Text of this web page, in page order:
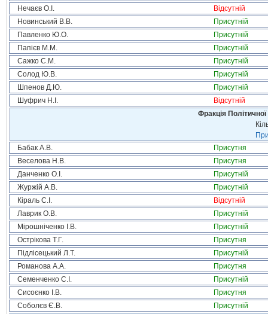
Нечаєв О.І.
Відсутній
Новинський В.В.
Присутній
Павленко Ю.О.
Присутній
Папієв М.М.
Присутній
Сажко С.М.
Присутній
Солод Ю.В.
Присутній
Шпенов Д.Ю.
Присутній
Шуфрич Н.І.
Відсутній
Фракція
Бабак А.В.
Присутня
Веселова Н.В.
Присутня
Данченко О.І.
Присутній
Журжій А.В.
Присутній
Кіраль С.І.
Відсутній
Лаврик О.В.
Присутній
Мірошніченко І.В.
Присутній
Острікова Т.Г.
Присутня
Підлісецький Л.Т.
Присутній
Романова А.А.
Присутня
Семенченко С.І.
Присутній
Сисоєнко І.В.
Присутня
Соболєв Є.В.
Присутній